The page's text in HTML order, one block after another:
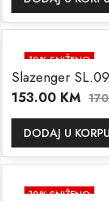
10% SNIŽENO
153.00 KM
DODAJ U KORPU
10% SNIŽENO